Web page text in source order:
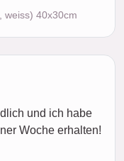
weiss) 40x30cm
und ich habe
Woche erhalten!